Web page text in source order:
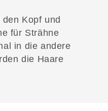
Kopf und
für Strähne
in die andere
die Haare